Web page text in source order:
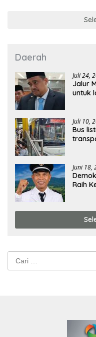
Daerah
Juli 24,
Jalur
untuk
Juli 10,
Bus
Juni 18,
Raih